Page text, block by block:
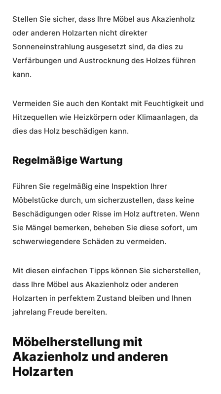
Stellen Sie sicher, dass Ihre Möbel aus Akazienholz
oder anderen Holzarten nicht direkter
Sonneneinstrahlung ausgesetzt sind, da dies zu
Verfärbungen und Austrocknung des Holzes führen
kann.
Vermeiden Sie auch den Kontakt mit Feuchtigkeit und
Hitzequellen wie Heizkörpern oder Klimaanlagen, da
dies das Holz beschädigen kann.
Regelmäßige Wartung
Führen Sie regelmäßig eine Inspektion Ihrer
Möbelstücke durch, um sicherzustellen, dass keine
Beschädigungen oder Risse im Holz auftreten. Wenn
Sie Mängel bemerken, beheben Sie diese sofort, um
schwerwiegendere Schäden zu vermeiden.
Mit diesen einfachen Tipps können Sie sicherstellen,
dass Ihre Möbel aus Akazienholz oder anderen
Holzarten in perfektem Zustand bleiben und Ihnen
jahrelang Freude bereiten.
Möbelherstellung mit
Akazienholz und anderen
Holzarten